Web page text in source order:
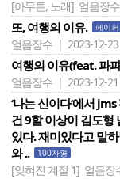
[아무튼, 노래] 얼음장
또, 여행의 이유. 페이퍼
얼음장수 | 2023-12-23
여행의 이유(feat. 파
얼음장수 | 2023-12-21
‘나는 신이다‘에서
건 9할 이상이 김도형
있다. 재미있다고 말
와 ..
100자평
[잊혀진 계절 1] 얼음장